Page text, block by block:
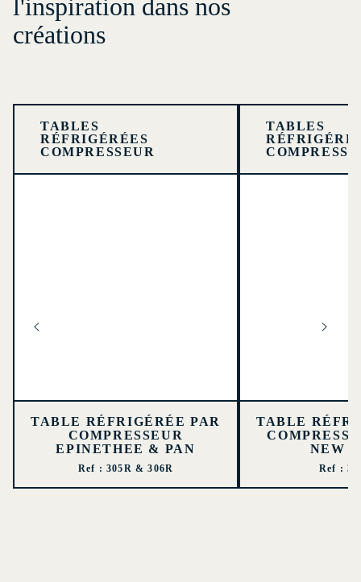
l'inspiration dans nos
créations
TABLES
RÉFRIGÉRÉES
COMPRESSEUR
TABLE RÉFRIGÉRÉE PAR
COMPRESSEUR
EPINETHEE & PAN
Ref : 305R & 306R
TABLES
TABLE
NEW
Ref :